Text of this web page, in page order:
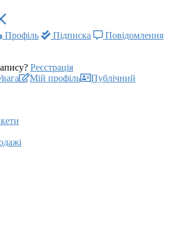
Профіль Підписка
Повідомлення
Реєстрація
Мій профіль
Публічний